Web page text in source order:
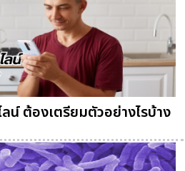
น์ ต้องเตรียมตัวอย่างไรบ้าง